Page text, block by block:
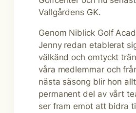
Vallgårdens GK.
Genom Niblick Golf
Jenny redan etablerat
välkänd och omtyckt
våra medlemmar och
nästa säsong blir hon
permanent del av vårt
ser fram emot att bidra